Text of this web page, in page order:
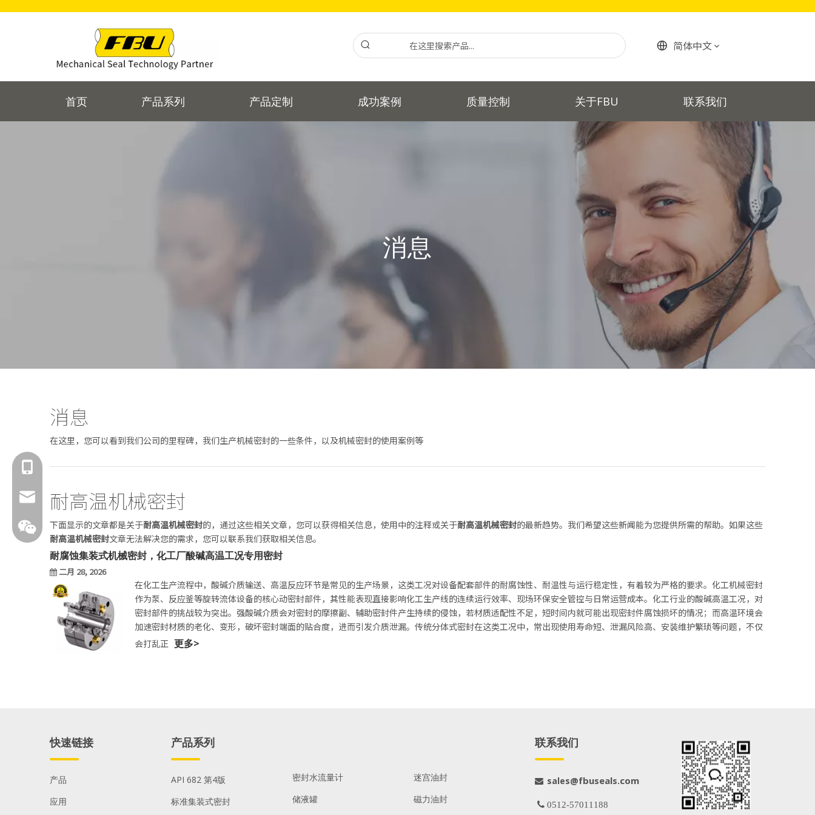
简体中文
首页 产品系列 产品定制 成功案例 质量控制 关于FBU 联系我们
消息
消息
在这里，您可以看到我们公司的里程碑，我们生产机械密封的一些条件，以及机械密封的使用案例等
耐高温机械密封
下面显示的文章都是关于耐高温机械密封的，通过这些相关文章，您可以获得相关信息，使用中的注释或关于耐高温机械密封的最新趋势。我们希望这些新闻能为您提供所需的帮助。如果这些
耐高温机械密封文章无法解决您的需求，您可以联系我们获取相关信息。
耐腐蚀集装式机械密封，化工厂酸碱高温工况专用密封
二月 28, 2026
在化工生产流程中，酸碱介质输送、高温反应环节是常见的生产场景，这类工况对设备配套部件的耐腐蚀性、耐温性与运行稳定性，有着较为严格的要求。化工机械密封
作为泵、反应釜等旋转流体设备的核心动密封部件，其性能表现直接影响化工生产线的连续运行效率、现场环保安全管控与日常运营成本。化工行业的酸碱高温工况，对
密封部件的挑战较为突出。强酸碱介质会对密封的摩擦副、辅助密封件产生持续的侵蚀，若材质适配性不足，短时间内就可能出现密封件腐蚀损坏的情况；而高温环境会
加速密封材质的老化、变形，破坏密封端面的贴合度，进而引发介质泄漏。传统分体式密封在这类工况中，常出现使用寿命短、泄漏风险高、安装维护繁琐等问题，不仅
会打乱正 更多>
快速链接
产品
应用
产品系列
API 682 第4版
标准集装式密封
密封水流量计
储液罐
迷宫油封
磁力油封
联系我们
 sales@fbuseals.com
 0512-57011188
18601429519
sales@fbuseals.com
fbuseal